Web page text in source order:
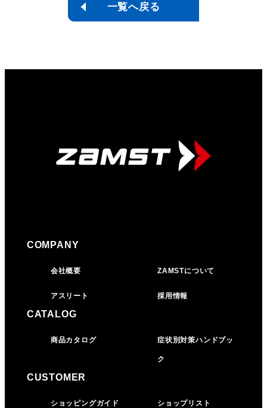
一覧へ戻る
COMPANY
会社概要 ZAMSTについて
アスリート 採用情報
CATALOG
商品カタログ 症状別対策ハンドブッ
ク
CUSTOMER
ショッピングガイド ショップリスト